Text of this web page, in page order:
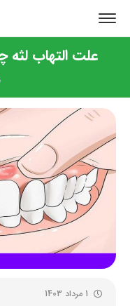
علت التهاب
1 مرداد 1403